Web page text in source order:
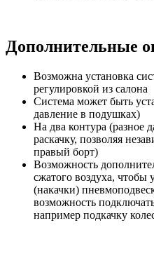
Дополнительные
Возможна установка
регулировкой из салона
Система может быть
давление в подушках)
На два контура (разное
раскачку, позволяя
правый борт)
Возможность
сжатого воздуха, чтобы
(накачки)
возможность
например подкачку